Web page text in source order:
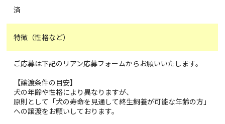
済
特徴（性格など）
ご応募は下記のリアン応募フォームからお願いいたします。
【譲渡条件の目安】
犬の年齢や性格により異なりますが、
原則として「犬の寿命を見通して終生飼養が可能な年齢の方」
への譲渡をお願いしております。